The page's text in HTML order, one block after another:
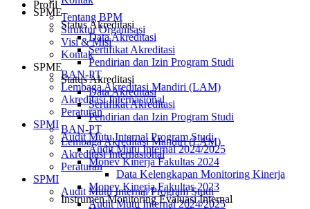
SPME
Status Akreditasi
Data Akreditasi
Sertifikat Akreditasi
Pendirian dan Izin Program Studi
BAN-PT
Lembaga Akreditasi Mandiri (LAM)
Akreditasi Internasional
Peraturan
SPMI
Audit Mutu Internal Program Studi
Audit Mutu Internal 2024/2025
Monev Kinerja Fakultas 2024
Data Kelengkapan Monitoring Kinerja
Monev Kinerja Fakultas 2023
Instrumen Monitoring Evaluasi Internal
Profil
Tentang BPM
Struktur Organisasi
Visi & Misi
Kontak
SPME
Status Akreditasi
Data Akreditasi
Sertifikat Akreditasi
Pendirian dan Izin Program Studi
BAN-PT
Lembaga Akreditasi Mandiri (LAM)
Akreditasi Internasional
Peraturan
SPMI
Audit Mutu Internal Program Studi
Audit Mutu Internal 2024/2025